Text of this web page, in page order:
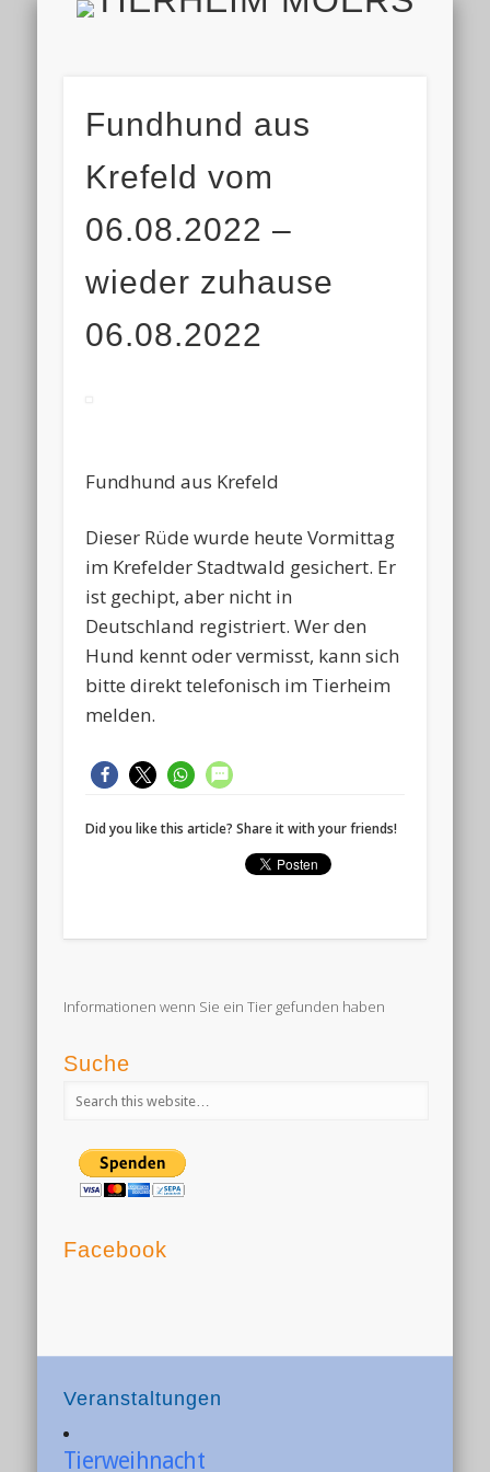
HOME
AKTUELL
ALLE TIERE
HELFEN
TIERHEIM & VEREIN
VIELEN DANK!
IMPRESSUM & DATENSCHUTZ
FINDEFIX
Fundhund aus
Krefeld vom
06.08.2022 –
wieder zuhause
06.08.2022
Fundhund aus Krefeld
Dieser Rüde wurde heute Vormittag
im Krefelder Stadtwald gesichert. Er
ist gechipt, aber nicht in
Deutschland registriert. Wer den
Hund kennt oder vermisst, kann sich
bitte direkt telefonisch im Tierheim
melden.
Did you like this article? Share it with your friends!
Informationen wenn Sie ein Tier gefunden haben
Suche
Facebook
Veranstaltungen
Tierweihnacht